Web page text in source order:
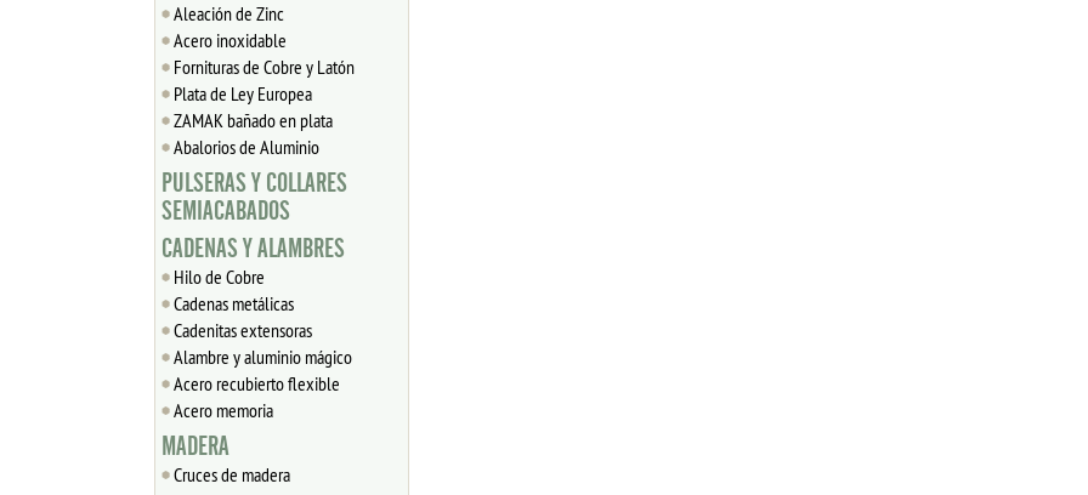
Aleación de Zinc
Acero inoxidable
Fornituras de Cobre y Latón
Plata de Ley Europea
ZAMAK bañado en plata
Abalorios de Aluminio
PULSERAS Y COLLARES
SEMIACABADOS
CADENAS Y ALAMBRES
Hilo de Cobre
Cadenas metálicas
Cadenitas extensoras
Alambre y aluminio mágico
Acero recubierto flexible
Acero memoria
MADERA
Cruces de madera